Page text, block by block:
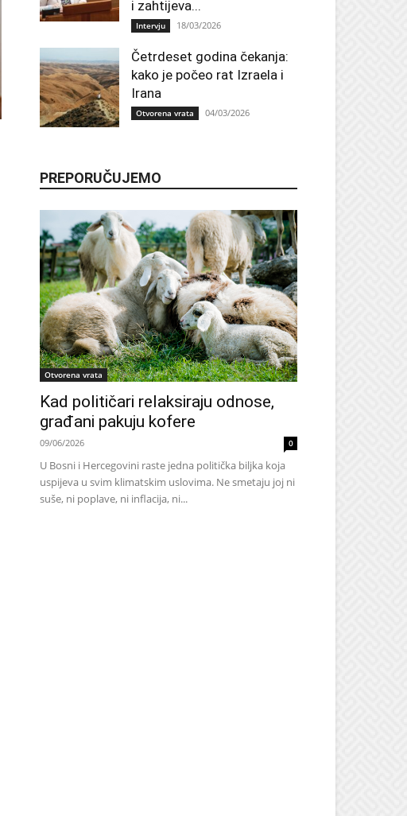
i zahtijeva...
Intervju 18/03/2026
Četrdeset godina čekanja:
kako je počeo rat Izraela i
Irana
Otvorena vrata 04/03/2026
PREPORUČUJEMO
Otvorena vrata
Kad političari relaksiraju odnose,
građani pakuju kofere
09/06/2026 0
U Bosni i Hercegovini raste jedna politička biljka koja
uspijeva u svim klimatskim uslovima. Ne smetaju joj ni
suše, ni poplave, ni inflacija, ni...